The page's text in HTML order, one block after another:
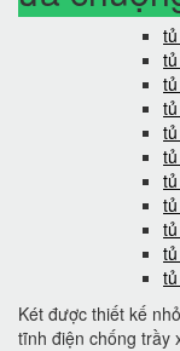
Két được thiết kế
tĩnh điện chống trầy